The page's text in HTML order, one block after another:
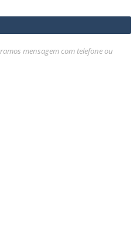
mensagem com telefone ou